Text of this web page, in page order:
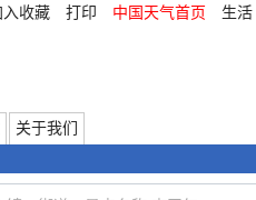
入收藏 打印 中国天气首页 生活
关于我们